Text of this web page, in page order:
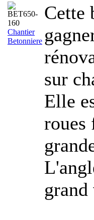
Chantier
Betonniere
Cette
sur
Elle
roues